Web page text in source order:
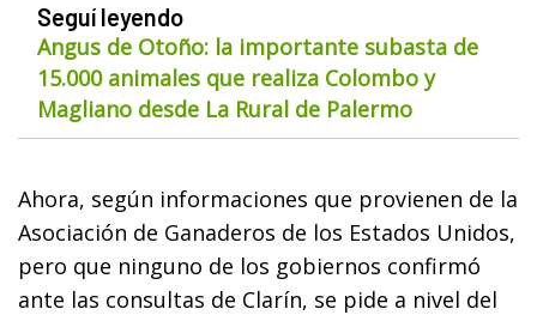
Seguí leyendo
Angus de Otoño: la importante subasta de
15.000 animales que realiza Colombo y
Magliano desde La Rural de Palermo
Ahora, según informaciones que provienen de la
Asociación de Ganaderos de los Estados Unidos,
pero que ninguno de los gobiernos confirmó
ante las consultas de Clarín, se pide a nivel del